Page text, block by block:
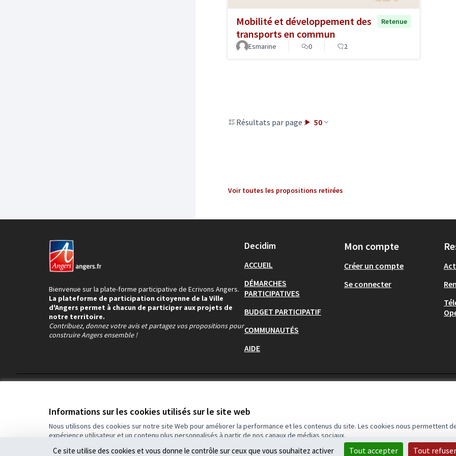
Informations sur les cookies utilisés sur le site web
Nous utilisons des cookies sur notre site Web pour améliorer la performance et les contenus du site. Les cookies nous permettent
expérience utilisateur et un contenu plus personnalisés à partir de nos canaux de médias sociaux.
Mobilité et développement des
transports en commun
Retenue
Esmarine 0 2
Résultats par page : 50
Voir toutes les propositions retirées
Bienvenue sur la plate-forme participative de Ecrivons Angers.
La plateforme de participation citoyenne de la Ville
d'Angers permet à chacun de participer aux projets de
notre territoire.
Contribuez, donnez votre avis et partagez vos propositions pour
construire Angers ensemble !
Decidim
ACCUEIL
DÉMARCHES
PARTICIPATIVES
BUDGET PARTICIPATIF
COMMUNAUTÉS
AIDE
Mon compte
Créer un compte
Se connecter
(Lien externe)
Site réalisé grâce aulogiciel libre Decidim .
Ce site utilise des cookies et vous donne le contrôle sur ceux que vous souhaitez activer Tout accepter Tout refuser